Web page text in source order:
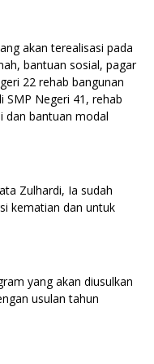
akan terealisasi pada
bantuan sosial, pagar
22 rehab bangunan
Negeri 41, rehab
dan bantuan modal
Zulhardi, Ia sudah
kematian dan untuk
yang akan diusulkan
usulan tahun